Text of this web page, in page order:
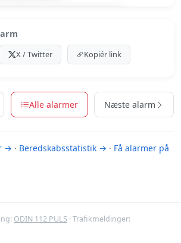
indhold
for at se meldingen.
muligheder
X / Twitter Kopiér link
Alle alarmer Næste alarm
→ · Beredskabsstatistik → · Få alarmer på
ODIN 112 PULS · Trafikmeldinger: